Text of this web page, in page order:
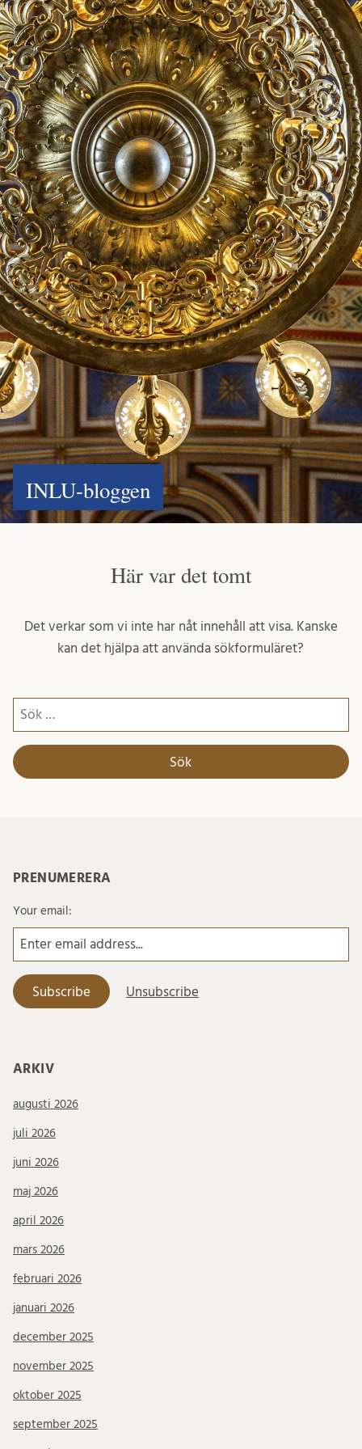
INLU-bloggen
Här var det tomt
Det verkar som vi inte har nåt innehåll att visa. Kanske
kan det hjälpa att använda sökformuläret?
Sök
PRENUMERERA
Your email:
ARKIV
augusti 2026
juli 2026
juni 2026
maj 2026
april 2026
mars 2026
februari 2026
januari 2026
december 2025
november 2025
oktober 2025
september 2025